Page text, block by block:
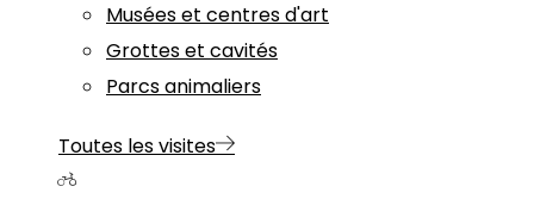
Musées et centres d'art
Grottes et cavités
Parcs animaliers
Toutes les visites